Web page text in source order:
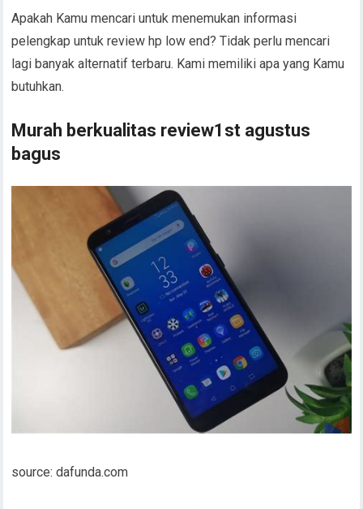
Apakah Kamu mencari untuk menemukan informasi
pelengkap untuk review hp low end? Tidak perlu mencari
lagi banyak alternatif terbaru. Kami memiliki apa yang Kamu
butuhkan.
Murah berkualitas review1st agustus
bagus
source: dafunda.com